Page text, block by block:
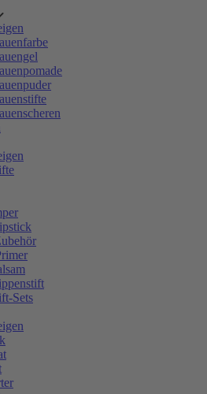
Sets